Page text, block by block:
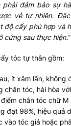
phải đảm bảo sự
vẻ tự nhiên.
độ cấy phù hợp và
cứng sau thực hiện.”
tóc tự thân gồm:
ít xâm lấn, không
chân tóc, hài hòa
chân tóc chữ M
đạt 98%, hiệu quả
vào tóc giả hoặc